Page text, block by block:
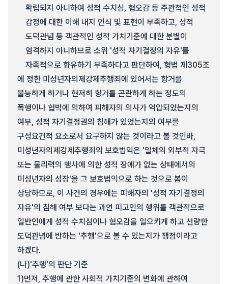
확립되지 아니하여 성적 수치심, 혐오감 등 주관적인 성적
감정에 대한 이해 내지 인식 및 표현이 부족하고, 성적
도덕관념 등 객관적인 성적 가치기준에 대한 분별이
엄격하지 아니하므로 소위 '성적 자기결정의 자유'를
자족적으로 향유하기 부족하다고 판단하여, 형법 제305조
에 정한 미성년자의제강제추행죄에 있어서는 항거를
불능하게 하거나 현저히 항거를 곤란하게 하는 정도의
폭행이나 협박에 의하여 피해자의 의사가 억압되었는지의
여부, 성적 자기결정권의 침해가 있었는지의 여부를
구성요건적 요소로서 요구하지 않는 것이라고 볼 것인바,
미성년자의제강제추행죄의 보호법익은 '일체의 외부적 자극
또는 물리력의 행사에 의한 성적 장애가 없는 상태에서의
미성년자의 성장'을 그 보호법익으로 하는 것으로 봄이
상당하므로, 이 사건의 경우에는 피해자의 '성적 자기결정의
자유'의 침해 여부 보다는 과연 피고인의 행위를 객관적으로
일반인에게 성적 수치심이나 혐오감을 일으키게 하고 선량한
도덕관념에 반하는 '추행'으로 볼 수 있는지가 쟁점이라고
하겠다.
(나)'추행'의 판단 기준
1)먼저, 추행에 관한 사회적 가치기준의 변화에 관하여